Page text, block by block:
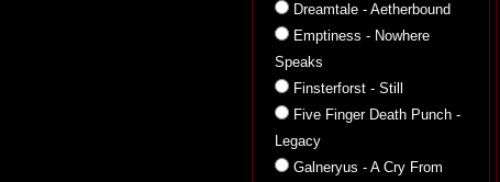
Dreamtale - Aetherbound
Emptiness - Nowhere
Speaks
Finsterforst - Still
Five Finger Death Punch -
Legacy
Galneryus - A Cry From